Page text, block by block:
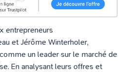
entrepreneurs
et Jérôme Winterholer,
un leader sur le marché de
En analysant leurs offres et